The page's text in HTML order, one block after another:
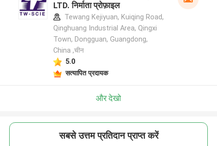
LTD. निर्माता प्रोफ़ाइल
Tewang Kejiyuan, Kuiqing Road,
Qinghuang Industrial Area, Qingxi
Town, Dongguan, Guangdong,
China ,चीन
5.0
सत्यापित प्रदायक
और देखो
सबसे उत्तम प्रतिदान प्राप्त करें